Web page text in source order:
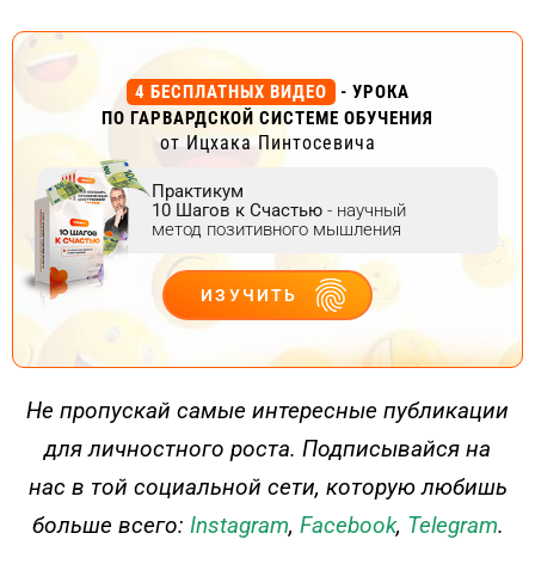
4 БЕСПЛАТНЫХ ВИДЕО
- УРОКА
ПО ГАРВАРДСКОЙ СИСТЕМЕ ОБУЧЕНИЯ
от Ицхака Пинтосевича
Практикум
10 Шагов к Счастью - научный
метод позитивного мышления
ИЗУЧИТЬ
ДЕЙСТВУЙ
Не пропускай самые интересные публикации
для личностного роста. Подписывайся на
нас в той социальной сети, которую любишь
больше всего: Instagram, Facebook, Telegram.